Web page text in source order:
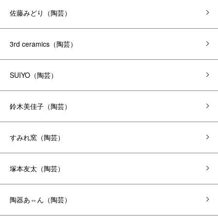
佐藤みどり（陶芸）
3rd ceramics（陶芸）
SUIYO（陶芸）
鈴木美佳子（陶芸）
すみれ窯（陶芸）
塚本友太（陶芸）
陶器あ⇔ん（陶芸）